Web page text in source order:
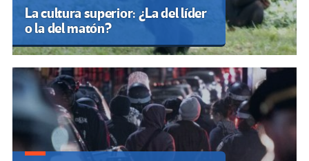
La cultura superior: ¿La del líder
o la del matón?